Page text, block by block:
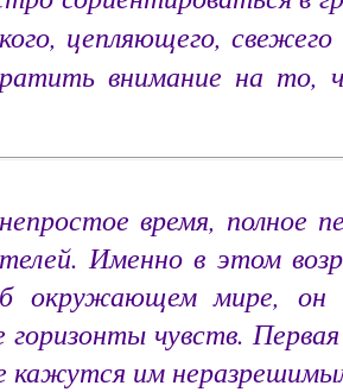
цепляющего,
внимание на
время, полное
Именно в этом
окружающем мире,
чувств.
кажутся им